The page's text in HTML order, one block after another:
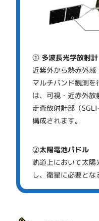
① 多波長光学放射計
近紫外から熱赤外
マルチバンド観測を
は、可視・近赤外放
走査放射計部（
構成されます。
②太陽電池パドル
軌道上において太陽
し、衛星に必要とな